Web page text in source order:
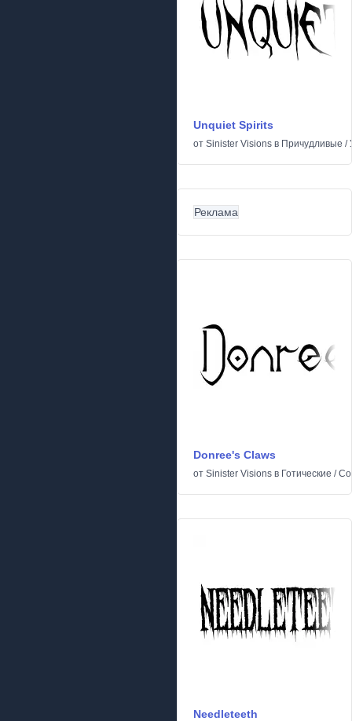
Unquiet Spirits
от Sinister Visions в Причудливые /
Реклама
Donree's Claws
от Sinister Visions в Готические /
Needleteeth